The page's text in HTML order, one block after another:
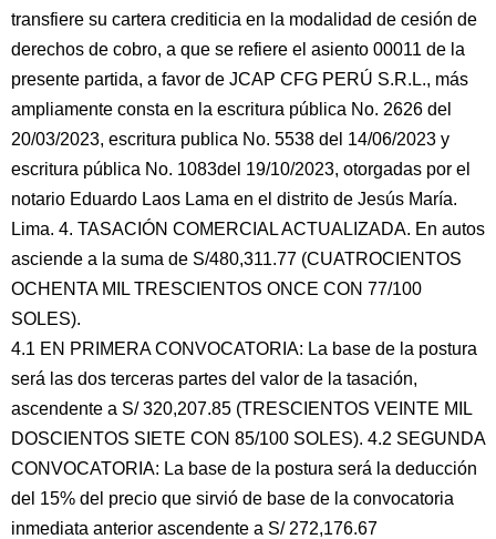
transfiere su cartera crediticia en la modalidad de cesión de
derechos de cobro, a que se refiere el asiento 00011 de la
presente partida, a favor de JCAP CFG PERÚ S.R.L., más
ampliamente consta en la escritura pública No. 2626 del
20/03/2023, escritura publica No. 5538 del 14/06/2023 y
escritura pública No. 1083del 19/10/2023, otorgadas por el
notario Eduardo Laos Lama en el distrito de Jesús María.
Lima. 4. TASACIÓN COMERCIAL ACTUALIZADA. En autos
asciende a la suma de S/480,311.77 (CUATROCIENTOS
OCHENTA MIL TRESCIENTOS ONCE CON 77/100
SOLES).
4.1 EN PRIMERA CONVOCATORIA: La base de la postura
será las dos terceras partes del valor de la tasación,
ascendente a S/ 320,207.85 (TRESCIENTOS VEINTE MIL
DOSCIENTOS SIETE CON 85/100 SOLES). 4.2 SEGUNDA
CONVOCATORIA: La base de la postura será la deducción
del 15% del precio que sirvió de base de la convocatoria
inmediata anterior ascendente a S/ 272,176.67